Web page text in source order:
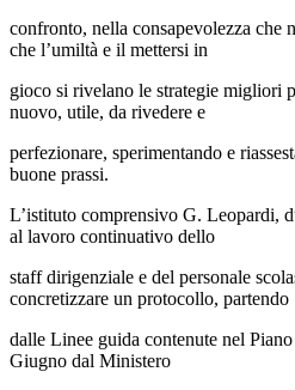
confronto, nella consapevolezza che
che l’umiltà e il mettersi in
gioco si rivelano le strategie migliori
nuovo, utile, da rivedere e
perfezionare, sperimentando e
buone prassi.
L’istituto comprensivo G. Leopardi,
al lavoro continuativo dello
staff dirigenziale e del personale
concretizzare un protocollo, partendo
dalle Linee guida contenute nel
Giugno dal Ministero